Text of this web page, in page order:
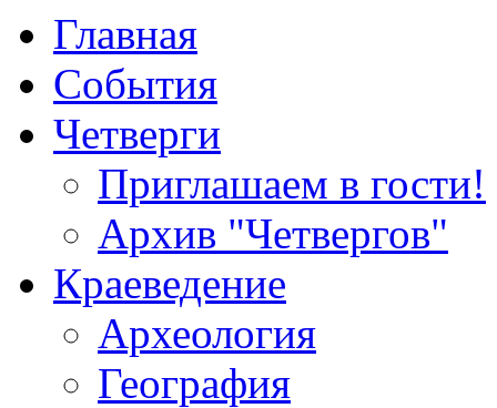
Главная
События
Четверги
Приглашаем в гости!
Архив "Четвергов"
Краеведение
Археология
География